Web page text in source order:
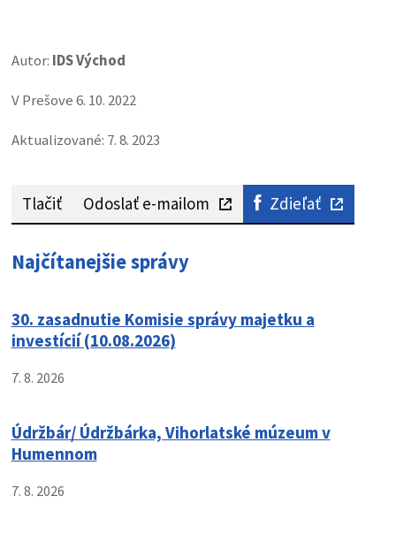
Autor: IDS Východ
V Prešove 6. 10. 2022
Aktualizované: 7. 8. 2023
Tlačiť Odoslať e-mailom Zdieľať
Najčítanejšie správy
30. zasadnutie Komisie správy majetku a
investícií (10.08.2026)
7. 8. 2026
Údržbár/ Údržbárka, Vihorlatské múzeum v
Humennom
7. 8. 2026